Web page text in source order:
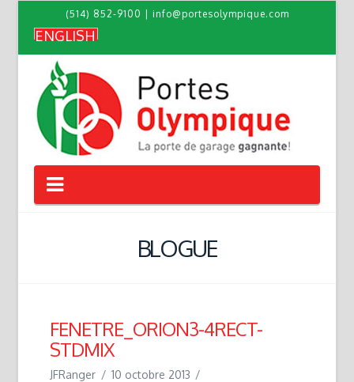
(514) 852-9100 info@portesolympique.com
ENGLISH
Navigation
BLOGUE
FENETRE_ORION3-4RECT-
STDMIX
JFRanger 10 octobre 2013